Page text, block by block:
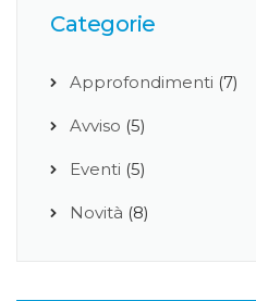
Categorie
Approfondimenti (7)
Avviso (5)
Eventi (5)
Novità (8)